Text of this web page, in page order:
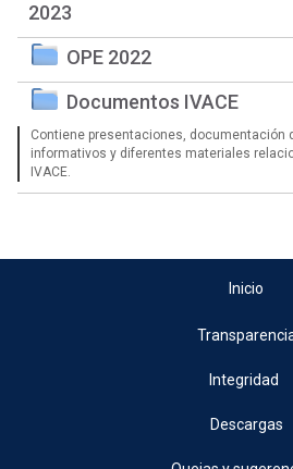
2023
OPE 2022
Documentos IVACE
Contiene presentaciones, documentación
informativos y diferentes materiales
IVACE.
Inicio
Integridad
Descargas